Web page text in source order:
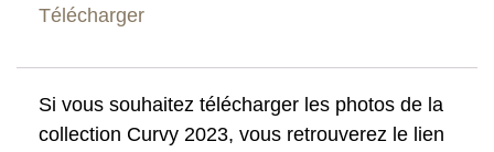
Télécharger
Si vous souhaitez télécharger les photos de la
collection Curvy 2023, vous retrouverez le lien